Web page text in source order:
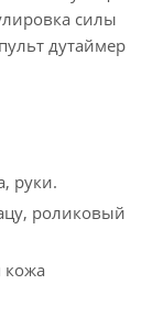
силы
дутаймер
руки.
роликовый
кожа